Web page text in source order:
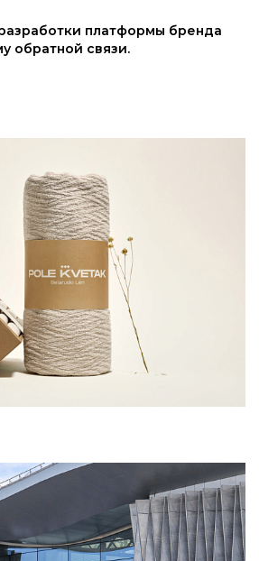
платформы бренда
обратной связи.